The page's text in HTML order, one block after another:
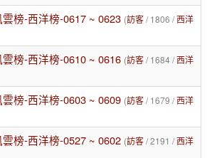
榜-西洋榜-0617 ~ 0623 (訪客/ 1806 /西洋
榜-西洋榜-0610 ~ 0616 (訪客/ 1684 /西洋
榜-西洋榜-0603 ~ 0609 (訪客/ 1679 /西洋
榜-西洋榜-0527 ~ 0602 (訪客/ 2191 /西洋